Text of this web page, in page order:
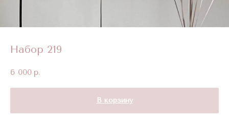
Набор 219
6 000 р.
В корзину